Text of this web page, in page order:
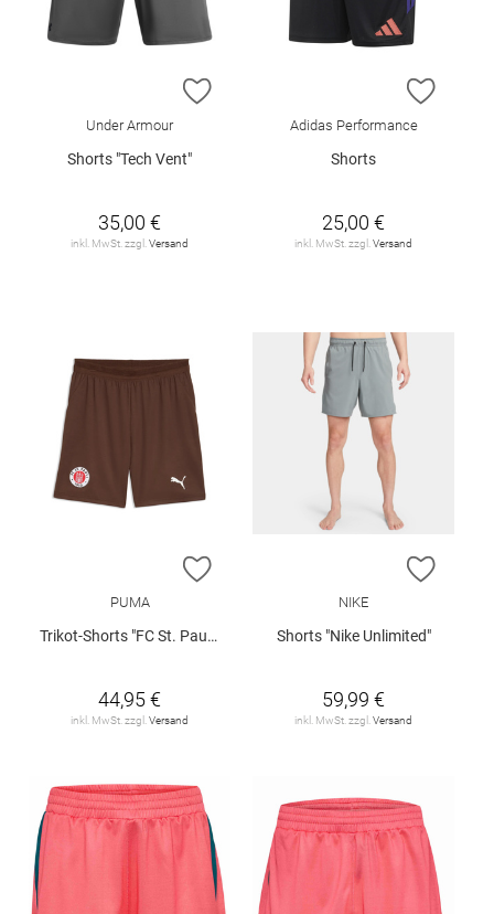
ZUR WUNSCHLISTE HINZUFÜGEN
Under Armour
Shorts "Tech Vent"
35,00 €
inkl. MwSt. zzgl. Versand
ZUR
Adidas Performance
Shorts
25,00 €
inkl. MwSt. zzgl. Versand
ZUR WUNSCHLISTE HINZUFÜGEN
PUMA
Trikot-Shorts "FC St. Pauli 26/27"
44,95 €
inkl. MwSt. zzgl.Versand
ZUR
NIKE
Shorts "Nike Unlimited"
59,99 €
inkl. MwSt. zzgl.Versand